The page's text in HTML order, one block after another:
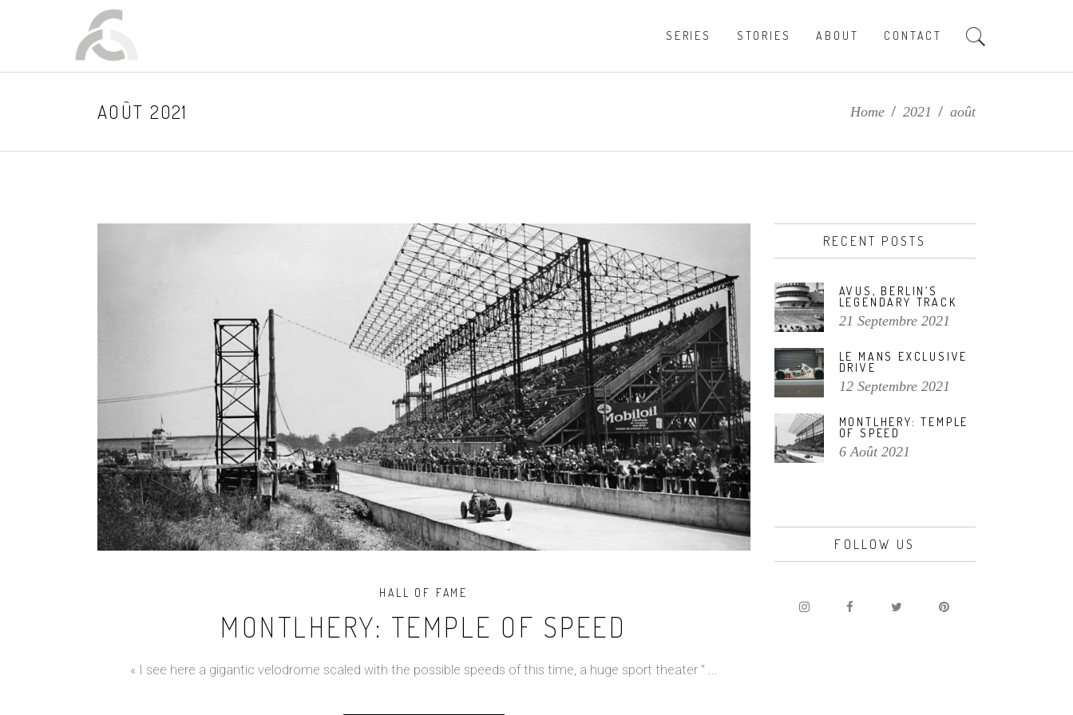
SERIES STORIES ABOUT CONTACT
AOÛT 2021 Home / 2021 / août
HALL OF FAME
MONTLHERY: TEMPLE OF SPEED
« I see here a gigantic velodrome scaled with the possible speeds of this time, a huge sport theater "
RECENT POSTS
AVUS, BERLIN’S
LEGENDARY TRACK
21 Septembre 2021
LE MANS EXCLUSIVE
DRIVE
12 Septembre 2021
MONTLHERY: TEMPLE
OF SPEED
6 Août 2021
FOLLOW US